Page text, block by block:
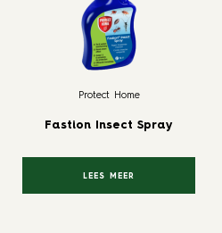
Protect Home
Fastion Insect Spray
LEES MEER